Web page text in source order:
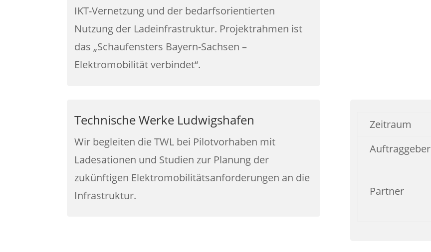
IKT-Vernetzung und der bedarfsorientierten
Nutzung der Ladeinfrastruktur. Projektrahmen ist
das „Schaufensters Bayern-Sachsen –
Elektromobilität verbindet“.
Technische Werke Ludwigshafen
Wir begleiten die TWL bei Pilotvorhaben mit
Ladesationen und Studien zur Planung der
zukünftigen Elektromobilitätsanforderungen an die
Infrastruktur.
Zeitraum
Auftraggeber
Partner